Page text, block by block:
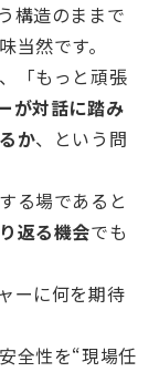
構造のままで
然です。
「もっと頑張
が対話に踏み
か、という問
る場であると
返る機会でも
ーに何を期待
全性を“現場任